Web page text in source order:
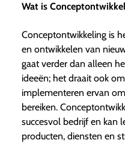
Wat is
Conceptontwikkeling is
en ontwikkelen van
gaat verder dan alleen
ideeën; het draait ook
implementeren ervan
bereiken.
succesvol bedrijf en kan
producten, diensten en